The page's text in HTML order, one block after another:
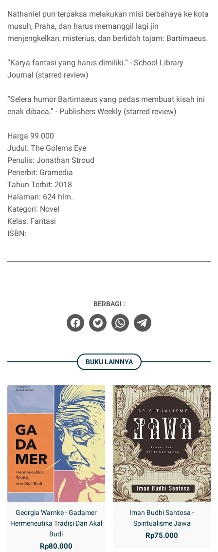
Nathaniel pun terpaksa melakukan misi berbahaya ke kota
musuh, Praha, dan harus memanggil lagi jin
menjengkelkan, misterius, dan berlidah tajam: Bartimaeus.
“Karya fantasi yang harus dimiliki.” - School Library
Journal (starred review)
“Selera humor Bartimaeus yang pedas membuat kisah ini
enak dibaca.” - Publishers Weekly (starred review)
Harga 99.000
Judul: The Golems Eye
Penulis: Jonathan Stroud
Penerbit: Gramedia
Tahun Terbit: 2018
Halaman: 624 hlm.
Kategori: Novel
Kelas: Fantasi
ISBN:
BERBAGI :
BUKU LAINNYA
Georgia Warnke - Gadamer
Hermeneutika Tradisi Dan Akal
Budi
Rp80.000
Iman Budhi Santosa -
Spiritualisme Jawa
Rp75.000